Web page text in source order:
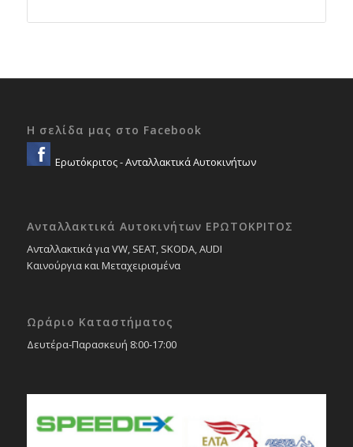
Η σελίδα μας στο Facebook
Ερωτόκριτος - Ανταλλακτικά Αυτοκινήτων
Ανταλλακτικά Αυτοκινήτων ΕΡΩΤΟΚΡΙΤΟΣ
Ανταλλακτικά για VW, SEAT, SKODA, AUDI
Καινούργια και Μεταχειρισμένα
Ωράριο Καταστήματος
Δευτέρα-Παρασκευή 8:00-17:00